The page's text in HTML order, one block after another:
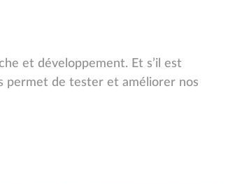
et développement. Et s’il est
permet de tester et améliorer nos